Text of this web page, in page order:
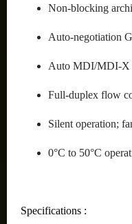
Non-blocking
Auto-negotiation
Auto MDI/MDI-X
Full-duplex flow
Silent operation;
0°C to 50°C
Specifications :